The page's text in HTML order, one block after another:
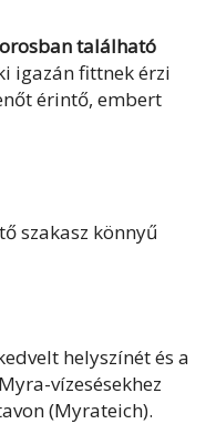
található
igazán fittnek érzi
érintő, embert
szakasz könnyű
helyszínét és a
vízesésekhez
(Myrateich).